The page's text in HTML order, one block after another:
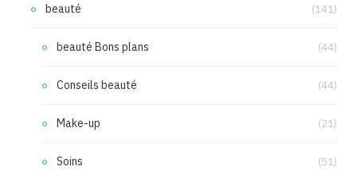
beauté (141)
beauté Bons plans (44)
Conseils beauté (44)
Make-up (21)
Soins (51)